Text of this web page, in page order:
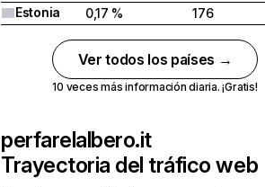
Estonia
0,17 % 176
Ver todos los países →
10 veces más información diaria. ¡Gratis!
perfarelalbero.it
Trayectoria del tráfico web